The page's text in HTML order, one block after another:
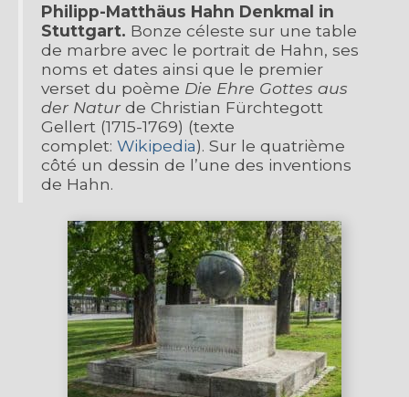
Philipp-Matthäus Hahn Denkmal in
Stuttgart. Bonze céleste sur une table
de marbre avec le portrait de Hahn, ses
noms et dates ainsi que le premier
verset du poème Die Ehre Gottes aus
der Naturde Christian Fürchtegott
Gellert (1715-1769) (texte
complet: Wikipedia). Sur le quatrième
côté un dessin de l’une des inventions
de Hahn.